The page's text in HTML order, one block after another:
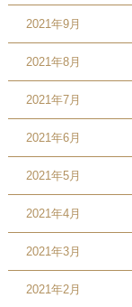
2021年9月
2021年8月
2021年7月
2021年6月
2021年5月
2021年4月
2021年3月
2021年2月